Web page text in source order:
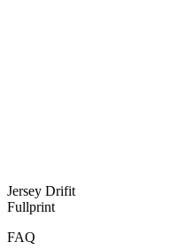
Jersey Drifit
Fullprint
FAQ